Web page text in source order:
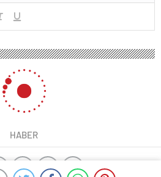
HABER